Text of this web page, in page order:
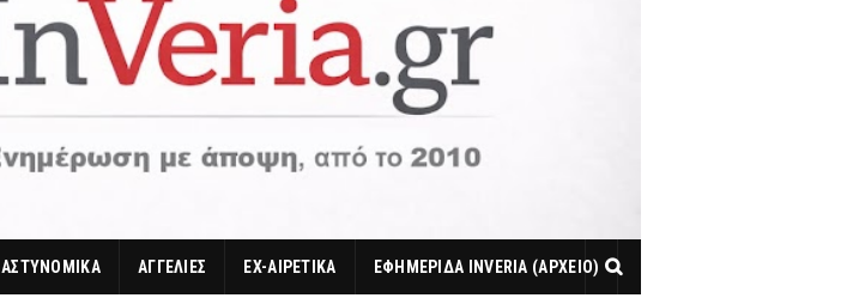
ΑΣΤΥΝΟΜΙΚΑ ΑΓΓΕΛΙΕΣ EX-ΑΙΡΕΤΙΚΑ ΕΦΗΜΕΡΙΔΑ INVERIA (ΑΡΧΕΙΟ)